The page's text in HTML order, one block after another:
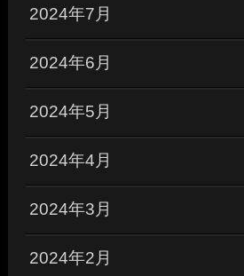
2024年7月
2024年6月
2024年5月
2024年4月
2024年3月
2024年2月